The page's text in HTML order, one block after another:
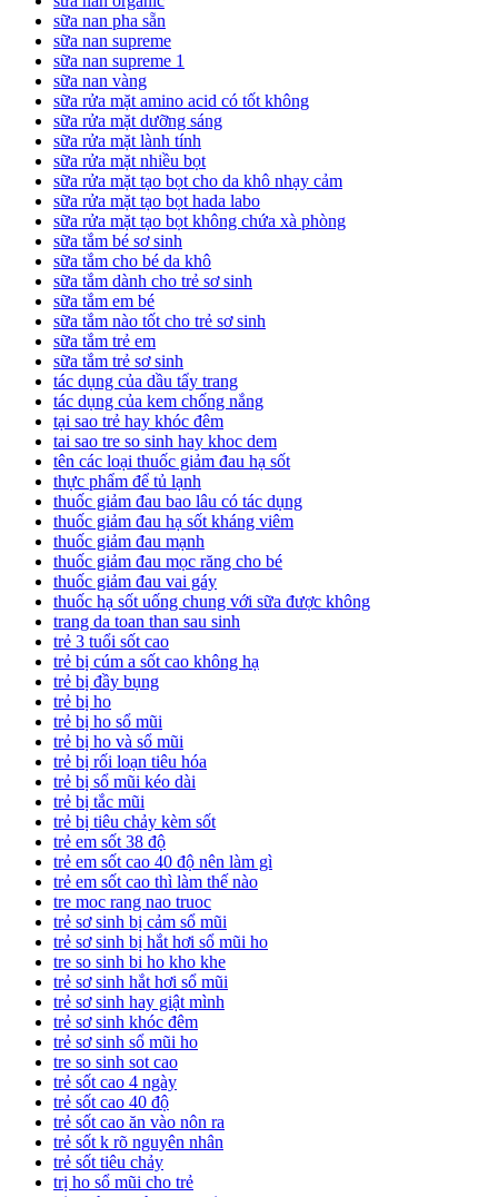
sữa nan pha sẵn
sữa nan supreme
sữa nan supreme 1
sữa nan vàng
sữa rửa mặt amino acid có tốt không
sữa rửa mặt dưỡng sáng
sữa rửa mặt lành tính
sữa rửa mặt nhiều bọt
sữa rửa mặt tạo bọt cho da khô nhạy cảm
sữa rửa mặt tạo bọt hada labo
sữa rửa mặt tạo bọt không chứa xà phòng
sữa tắm bé sơ sinh
sữa tắm cho bé da khô
sữa tắm dành cho trẻ sơ sinh
sữa tắm em bé
sữa tắm nào tốt cho trẻ sơ sinh
sữa tắm trẻ em
sữa tắm trẻ sơ sinh
tác dụng của dầu tẩy trang
tác dụng của kem chống nắng
tại sao trẻ hay khóc đêm
tai sao tre so sinh hay khoc dem
tên các loại thuốc giảm đau hạ sốt
thực phẩm để tủ lạnh
thuốc giảm đau bao lâu có tác dụng
thuốc giảm đau hạ sốt kháng viêm
thuốc giảm đau mạnh
thuốc giảm đau mọc răng cho bé
thuốc giảm đau vai gáy
thuốc hạ sốt uống chung với sữa được không
trang da toan than sau sinh
trẻ 3 tuổi sốt cao
trẻ bị cúm a sốt cao không hạ
trẻ bị đầy bụng
trẻ bị ho
trẻ bị ho sổ mũi
trẻ bị ho và sổ mũi
trẻ bị rối loạn tiêu hóa
trẻ bị sổ mũi kéo dài
trẻ bị tắc mũi
trẻ bị tiêu chảy kèm sốt
trẻ em sốt 38 độ
trẻ em sốt cao 40 độ nên làm gì
trẻ em sốt cao thì làm thế nào
tre moc rang nao truoc
trẻ sơ sinh bị cảm sổ mũi
trẻ sơ sinh bị hắt hơi sổ mũi ho
tre so sinh bi ho kho khe
trẻ sơ sinh hắt hơi sổ mũi
trẻ sơ sinh hay giật mình
trẻ sơ sinh khóc đêm
trẻ sơ sinh sổ mũi ho
tre so sinh sot cao
trẻ sốt cao 4 ngày
trẻ sốt cao 40 độ
trẻ sốt cao ăn vào nôn ra
trẻ sốt k rõ nguyên nhân
trẻ sốt tiêu chảy
trị ho sổ mũi cho trẻ